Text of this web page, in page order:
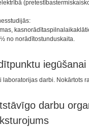
no norādītostunduskaita.
iegūšanai
laboratorijas darbi. Nokārtots
darbu